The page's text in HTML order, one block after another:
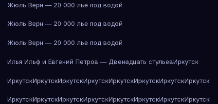
Жюль Верн — 20 000 лье под водой
Жюль Верн — 20 000 лье под водой
Жюль Верн — 20 000 лье под водой
Илья Ильф и Евгений Петров — Двенадцать стульевИркутск
ИркутскИркутскИркутскИркутскИркутскИркутскИркутскИркутск
ИркутскИркутскИркутскИркутскИркутскИркутскИркутскИркутск